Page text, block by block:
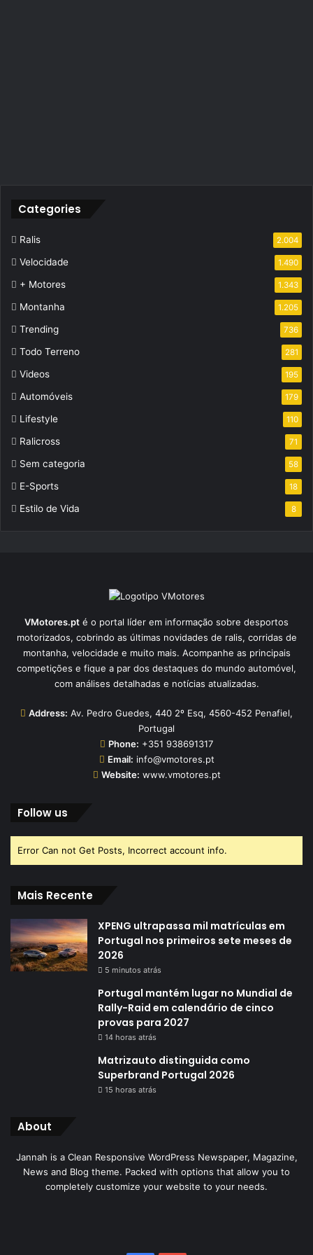
Categories
Ralis 2.004
Velocidade 1.490
+ Motores 1.343
Montanha 1.205
Trending 736
Todo Terreno 281
Videos 195
Automóveis 179
Lifestyle 110
Ralicross 71
Sem categoria 58
E-Sports 18
Estilo de Vida 8
VMotores.pt é o portal líder em informação sobre desportos
motorizados, cobrindo as últimas novidades de ralis, corridas de
montanha, velocidade e muito mais. Acompanhe as principais
competições e fique a par dos destaques do mundo automóvel,
com análises detalhadas e notícias atualizadas.
Address: Av. Pedro Guedes, 440 2º Esq, 4560-452 Penafiel,
Portugal
Phone: +351 938691317
Email: info@vmotores.pt
Website: www.vmotores.pt
Follow us
Error Can not Get Posts, Incorrect account info.
Mais Recente
XPENG ultrapassa mil matrículas em
Portugal nos primeiros sete meses de
2026
5 minutos atrás
Portugal mantém lugar no Mundial de
Rally-Raid em calendário de cinco
provas para 2027
14 horas atrás
Matrizauto distinguida como
Superbrand Portugal 2026
15 horas atrás
About
Jannah is a Clean Responsive WordPress Newspaper, Magazine,
News and Blog theme. Packed with options that allow you to
completely customize your website to your needs.